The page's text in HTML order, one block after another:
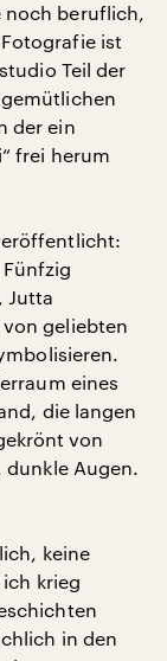
noch beruflich,
ist
Teil der
gemütlichen
der ein
frei herum
Jutta
geliebten
eines
die langen
von
dunkle Augen.
keine
krieg
in den